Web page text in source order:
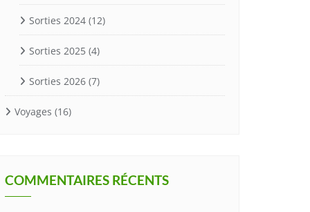
Sorties 2024 (12)
Sorties 2025 (4)
Sorties 2026 (7)
Voyages (16)
COMMENTAIRES RÉCENTS